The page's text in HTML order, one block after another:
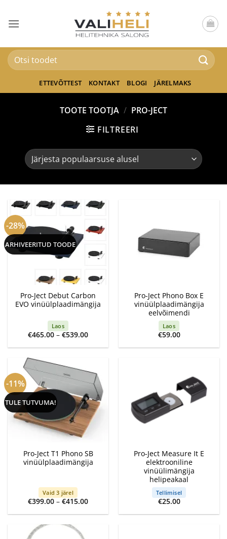
content
Otsi:
ETTEVÕTTEST KONTAKT BLOGI JÄRELMAKS
TOOTE TOOTJA / PRO-JECT
FILTREERI
-28%
ARHIVEERITUD TOODE
Pro-Ject Debut Carbon
EVO vinüülplaadimängija
Laos
€465.00 – €539.00Price
€465.00
Pro-Ject Phono Box E
vinüülplaadimängija
eelvõimendi
Laos
€59.00
-11%
TULE TUTVUMA!
Pro-Ject T1 Phono SB
vinüülplaadimängija
Vaid 3 järel
€399.00 – €415.00Price
€399.00
Pro-Ject Measure It E
elektrooniline
vinüülimängija
helipeakaal
Tellimisel
€25.00